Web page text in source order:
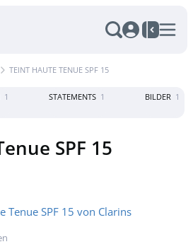
TEINT HAUTE TENUE SPF 15
1 STATEMENTS 1 BILDER 1
SPF 15